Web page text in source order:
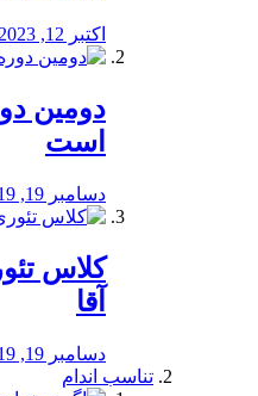
اکتبر 12, 2023
دومین
است
دسامبر 19, 2019
آقا
دسامبر 19, 2019
تناسب اندام